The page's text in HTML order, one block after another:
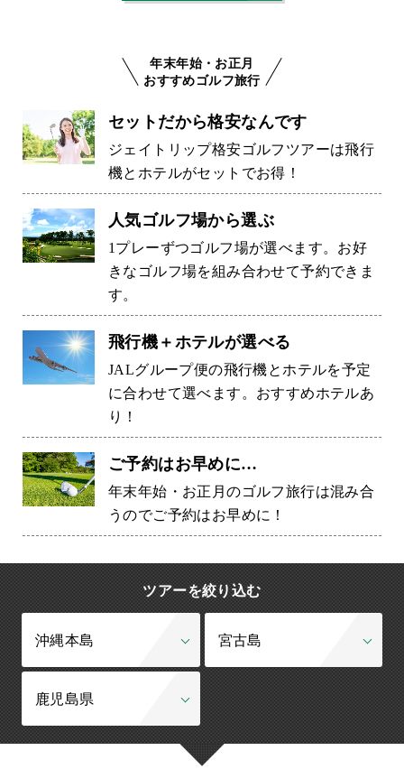
年末年始・お正月
おすすめゴルフ旅行
セットだから格安なんです
ジェイトリップ格安ゴルフツアーは飛行
機とホテルがセットでお得！
人気ゴルフ場から選ぶ
1プレーずつゴルフ場が選べます。お好
きなゴルフ場を組み合わせて予約できま
す。
飛行機＋ホテルが選べる
JALグループ便の飛行機とホテルを予定
に合わせて選べます。おすすめホテルあ
り！
ご予約はお早めに…
年末年始・お正月のゴルフ旅行は混み合
うのでご予約はお早めに！
ツアーを絞り込む
沖縄本島 宮古島
鹿児島県